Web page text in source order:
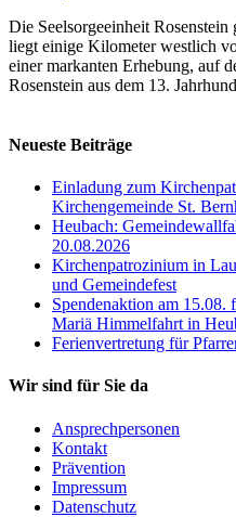
Die Seelsorgeeinheit
liegt einige Kilometer westlich
einer markanten Erhebung, auf
Rosenstein aus dem 13.
Neueste Beiträge
Einladung zum
Kirchengemeinde St.
Heubach:
20.08.2026
Kirchenpatrozinium in
und Gemeindefest
Spendenaktion am 15.08.
Mariä Himmelfahrt in
Ferienvertretung für
Wir sind für Sie da
Ansprechpersonen
Kontakt
Prävention
Impressum
Datenschutz